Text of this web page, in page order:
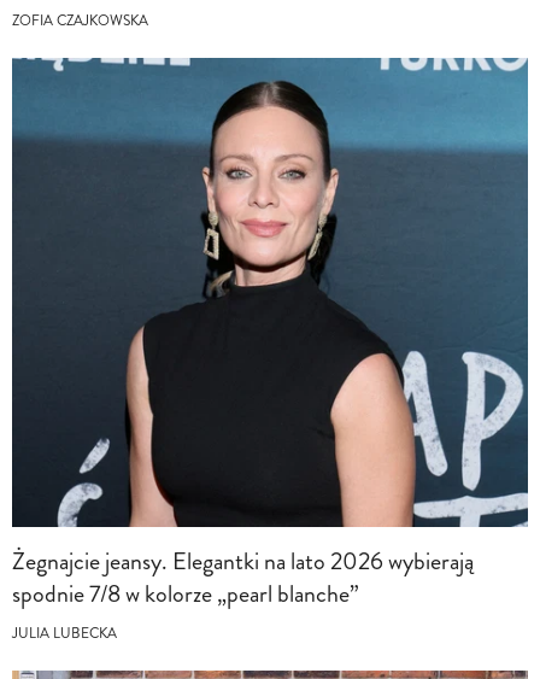
ZOFIA CZAJKOWSKA
Żegnajcie jeansy. Elegantki na lato 2026 wybierają
spodnie 7/8 w kolorze „pearl blanche”
JULIA LUBECKA